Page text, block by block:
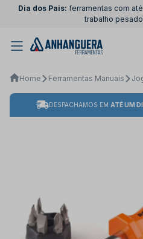
Dia dos Pais: ferramentas com até
trabalho
Home Ferramentas Manuais
DESPACHAMOS EM ATÉ UM